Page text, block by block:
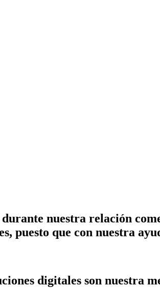
nuestra relación
puesto que con nuestra
digitales son nuestra